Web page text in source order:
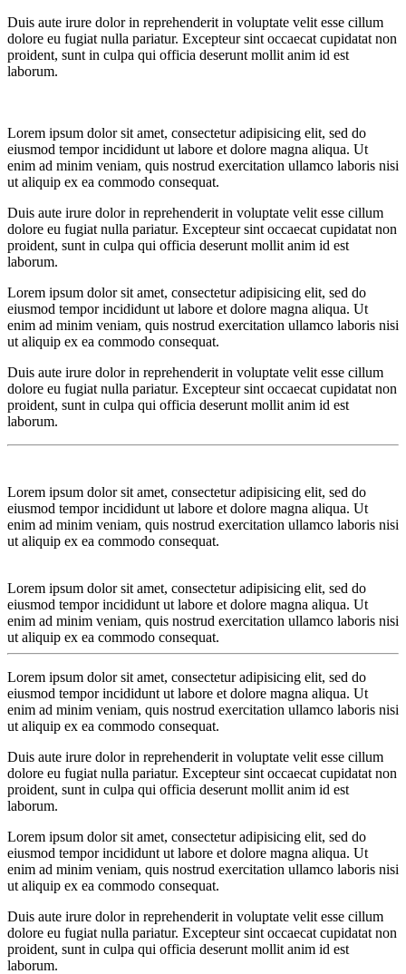
Duis aute irure dolor in reprehenderit in voluptate velit esse cillum
dolore eu fugiat nulla pariatur. Excepteur sint occaecat cupidatat non
proident, sunt in culpa qui officia deserunt mollit anim id est
laborum.
Lorem ipsum dolor sit amet, consectetur adipisicing elit, sed do
eiusmod tempor incididunt ut labore et dolore magna aliqua. Ut
enim ad minim veniam, quis nostrud exercitation ullamco laboris nisi
ut aliquip ex ea commodo consequat.
Duis aute irure dolor in reprehenderit in voluptate velit esse cillum
dolore eu fugiat nulla pariatur. Excepteur sint occaecat cupidatat non
proident, sunt in culpa qui officia deserunt mollit anim id est
laborum.
Lorem ipsum dolor sit amet, consectetur adipisicing elit, sed do
eiusmod tempor incididunt ut labore et dolore magna aliqua. Ut
enim ad minim veniam, quis nostrud exercitation ullamco laboris nisi
ut aliquip ex ea commodo consequat.
Duis aute irure dolor in reprehenderit in voluptate velit esse cillum
dolore eu fugiat nulla pariatur. Excepteur sint occaecat cupidatat non
proident, sunt in culpa qui officia deserunt mollit anim id est
laborum.
Lorem ipsum dolor sit amet, consectetur adipisicing elit, sed do
eiusmod tempor incididunt ut labore et dolore magna aliqua. Ut
enim ad minim veniam, quis nostrud exercitation ullamco laboris nisi
ut aliquip ex ea commodo consequat.
Lorem ipsum dolor sit amet, consectetur adipisicing elit, sed do
eiusmod tempor incididunt ut labore et dolore magna aliqua. Ut
enim ad minim veniam, quis nostrud exercitation ullamco laboris nisi
ut aliquip ex ea commodo consequat.
Lorem ipsum dolor sit amet, consectetur adipisicing elit, sed do
eiusmod tempor incididunt ut labore et dolore magna aliqua. Ut
enim ad minim veniam, quis nostrud exercitation ullamco laboris nisi
ut aliquip ex ea commodo consequat.
Duis aute irure dolor in reprehenderit in voluptate velit esse cillum
dolore eu fugiat nulla pariatur. Excepteur sint occaecat cupidatat non
proident, sunt in culpa qui officia deserunt mollit anim id est
laborum.
Lorem ipsum dolor sit amet, consectetur adipisicing elit, sed do
eiusmod tempor incididunt ut labore et dolore magna aliqua. Ut
enim ad minim veniam, quis nostrud exercitation ullamco laboris nisi
ut aliquip ex ea commodo consequat.
Duis aute irure dolor in reprehenderit in voluptate velit esse cillum
dolore eu fugiat nulla pariatur. Excepteur sint occaecat cupidatat non
proident, sunt in culpa qui officia deserunt mollit anim id est
laborum.